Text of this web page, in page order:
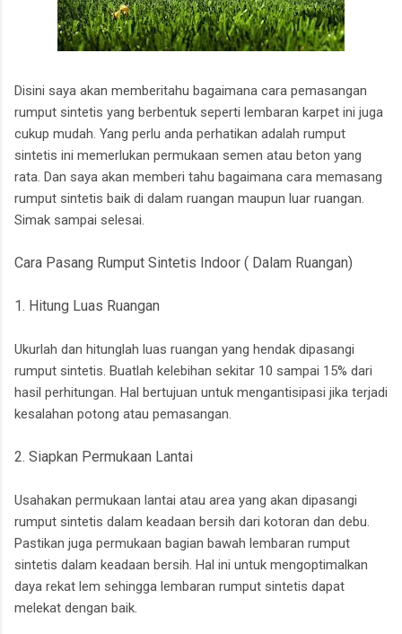
Disini saya akan memberitahu bagaimana cara pemasangan
rumput sintetis yang berbentuk seperti lembaran karpet ini juga
cukup mudah. Yang perlu anda perhatikan adalah rumput
sintetis ini memerlukan permukaan semen atau beton yang
rata. Dan saya akan memberi tahu bagaimana cara memasang
rumput sintetis baik di dalam ruangan maupun luar ruangan.
Simak sampai selesai.
Cara Pasang Rumput Sintetis Indoor ( Dalam Ruangan)
1. Hitung Luas Ruangan
Ukurlah dan hitunglah luas ruangan yang hendak dipasangi
rumput sintetis. Buatlah kelebihan sekitar 10 sampai 15% dari
hasil perhitungan. Hal bertujuan untuk mengantisipasi jika terjadi
kesalahan potong atau pemasangan.
2. Siapkan Permukaan Lantai
Usahakan permukaan lantai atau area yang akan dipasangi
rumput sintetis dalam keadaan bersih dari kotoran dan debu.
Pastikan juga permukaan bagian bawah lembaran rumput
sintetis dalam keadaan bersih. Hal ini untuk mengoptimalkan
daya rekat lem sehingga lembaran rumput sintetis dapat
melekat dengan baik.